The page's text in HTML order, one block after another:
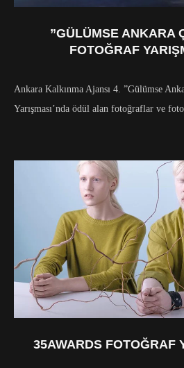
”GÜLÜMSE ANKARA
FOTOĞRAF
Ankara Kalkınma Ajansı 4. ”Gülümse
Yarışması’nda ödül alan fotoğraflar ve
35AWARDS FOTOĞRAF